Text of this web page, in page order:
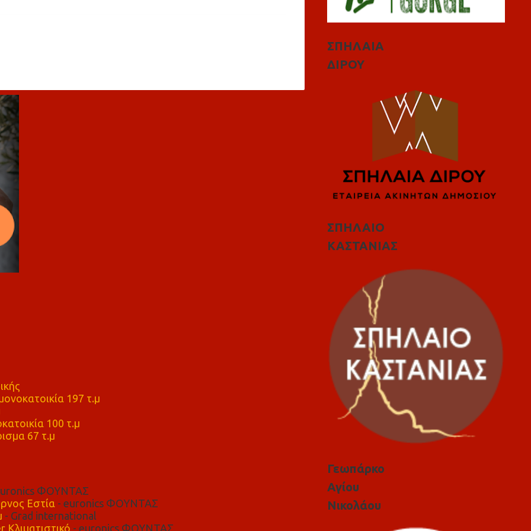
197 τ.μ
100 τ.μ
67 τ.μ
ΦΟΥΝΤΑΣ
Εστία - euronics ΦΟΥΝΤΑΣ
- Grad international
- euronics ΦΟΥΝΤΑΣ
ΣΠΗΛΑΙΑ
ΔΙΡΟΥ
ΣΠΗΛΑΙΟ
ΚΑΣΤΑΝΙΑΣ
Γεωπάρκο
Αγίου
Νικολάου